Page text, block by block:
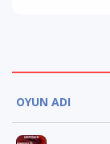
OYUN ADI